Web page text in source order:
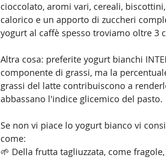
cioccolato, aromi vari, cereali,
calorico e un apporto di zuccheri
yogurt al caffè spesso troviamo oltre 3
Altra cosa: preferite yogurt bianchi
componente di grassi, ma la
grassi del latte contribuiscono a
abbassano l'indice glicemico del pasto.
Se non vi piace lo yogurt bianco vi
come:
🌱 Della frutta tagliuzzata, come